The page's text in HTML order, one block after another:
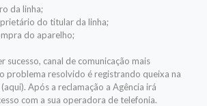
da linha;
do titular da linha;
do aparelho;
sucesso, canal de comunicação mais
problema resolvido é registrando queixa na
Após a reclamação a Agência irá
com a sua operadora de telefonia.